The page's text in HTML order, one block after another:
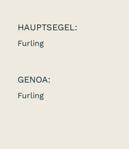
HAUPTSEGEL:
Furling
GENOA:
Furling